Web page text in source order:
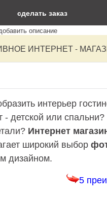
сделать заказ
описание
ИНТЕРНЕТ -
интерьер
- детской или
Интернет
широкий выбор
дизайном.
5